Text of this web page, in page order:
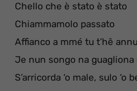
Chello che è stato è stato
Chiammamolo passato
Affianco a mmé tu t’hê
Je nun songo na guagliona
S’arricorda ‘o male, sulo ‘o